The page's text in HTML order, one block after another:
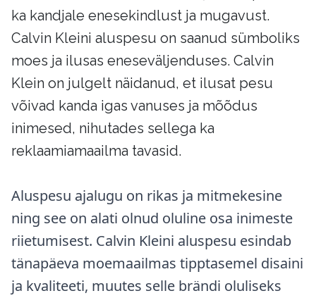
ka kandjale enesekindlust ja mugavust.
Calvin Kleini aluspesu on saanud sümboliks
moes ja ilusas eneseväljenduses. Calvin
Klein on julgelt näidanud, et ilusat pesu
võivad kanda igas vanuses ja mõõdus
inimesed, nihutades sellega ka
reklaamiamaailma tavasid.
Aluspesu ajalugu on rikas ja mitmekesine
ning see on alati olnud oluline osa inimeste
riietumisest. Calvin Kleini aluspesu esindab
tänapäeva moemaailmas tipptasemel disaini
ja kvaliteeti, muutes selle brändi oluliseks